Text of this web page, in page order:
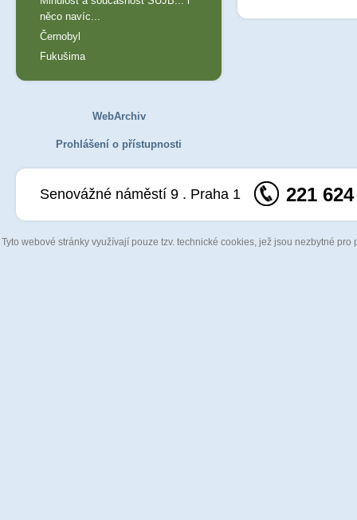
něco navíc...
Černobyl
Fukušima
WebArchiv
Prohlášení o přístupnosti
Senovážné náměstí 9 . Praha 1 221
Tyto webové stránky využívají pouze tzv. technické cookies, jež jsou nezbytné